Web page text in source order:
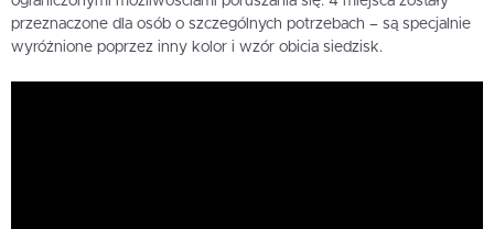
przeznaczone dla osób o szczególnych potrzebach – są specjalnie
wyróżnione poprzez inny kolor i wzór obicia siedzisk.